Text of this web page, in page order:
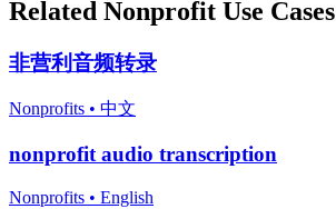
Related Nonprofit Use Cases
非营利音频转录
Nonprofits • 中文
nonprofit audio transcription
Nonprofits • English